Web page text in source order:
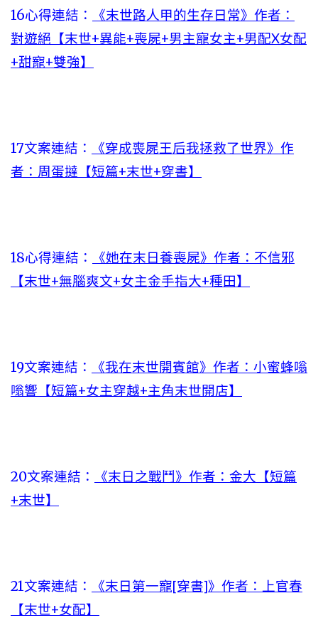
16心得連結：
《末世路人甲的生存日常》作者：
對遊絕【末世+異能+喪屍+男主寵女主+男配X女配
+甜寵+雙強】
17文案連結：
《穿成喪屍王后我拯救了世界》作
者：周蛋撻【短篇+末世+穿書】
18心得連結：
《她在末日養喪屍》作者：不信邪
【末世+無腦爽文+女主金手指大+種田】
19文案連結：
《我在末世開賓館》作者：小蜜蜂嗡
嗡響【短篇+女主穿越+主角末世開店】
20文案連結：
《末日之戰鬥》作者：金大【短篇
+末世】
21文案連結：
《末日第一寵[穿書]》作者：上官春
【末世+女配】